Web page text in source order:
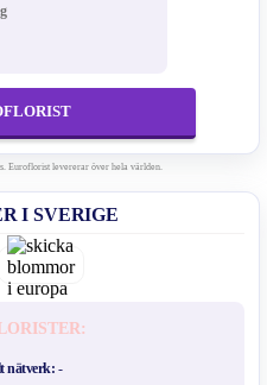
Euroflorist levererar över hela världen.
I SVERIGE
nätverk: -